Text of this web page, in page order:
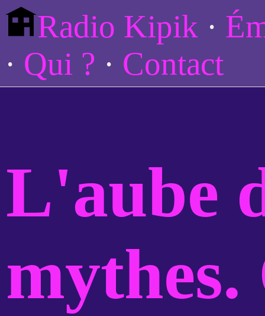
Radio Kipik
Qui ?
Contact
L'aube
mythes.